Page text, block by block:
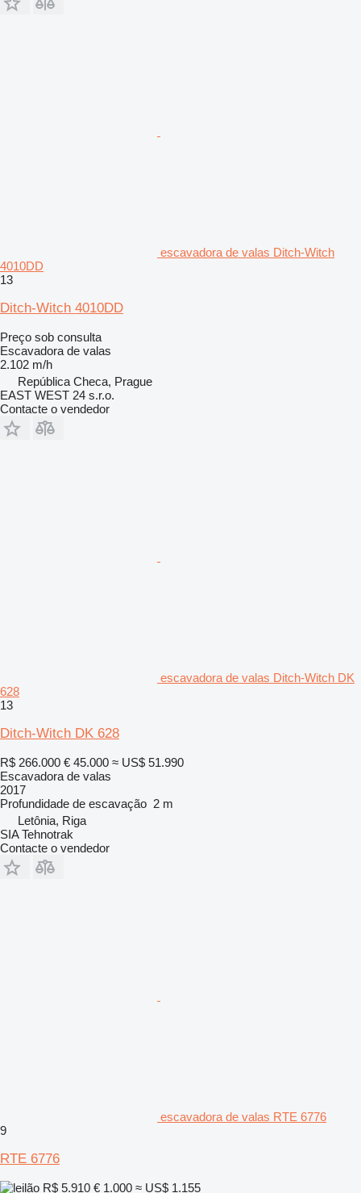
escavadora de valas Ditch-Witch
4010DD
13
Ditch-Witch 4010DD
Preço sob consulta
Escavadora de valas
2.102 m/h
República Checa, Prague
EAST WEST 24 s.r.o.
Contacte o vendedor
escavadora de valas Ditch-Witch DK
628
13
Ditch-Witch DK 628
R$ 266.000 € 45.000 ≈ US$ 51.990
Escavadora de valas
2017
Profundidade de escavação 2 m
Letônia, Riga
SIA Tehnotrak
Contacte o vendedor
escavadora de valas RTE 6776
9
RTE 6776
R$ 5.910 € 1.000 ≈ US$ 1.155